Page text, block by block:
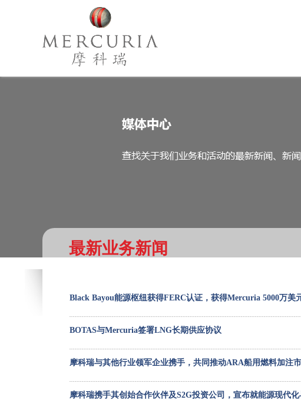
最新业务新闻
Black Bayou能源枢纽获得FERC认证，获得Mercuria 5000万美
BOTAS与Mercuria签署LNG长期供应协议
摩科瑞与其他行业领军企业携手，共同推动ARA船用燃料加注
摩科瑞携手其创始合作伙伴及S2G投资公司，宣布就能源现代